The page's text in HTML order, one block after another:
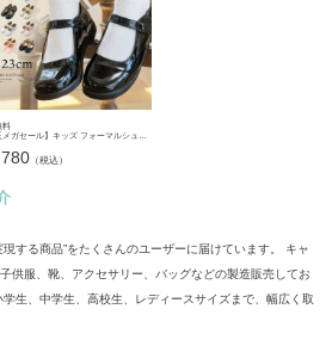
料
ズ フォーマルシューズ 子供靴 フォーマルシューズ 女の子 ワンストラップ かかとクッション入りで靴擦れしにくい キッズ 入学式 卒業式 TAK ドレスシューズ
（税込）
する商品”をたくさんのユーザーに届けています。 キャ
供服、靴、アクセサリー、バッグなどの製造販売してお
生、中学生、高校生、レディースサイズまで、幅広く取